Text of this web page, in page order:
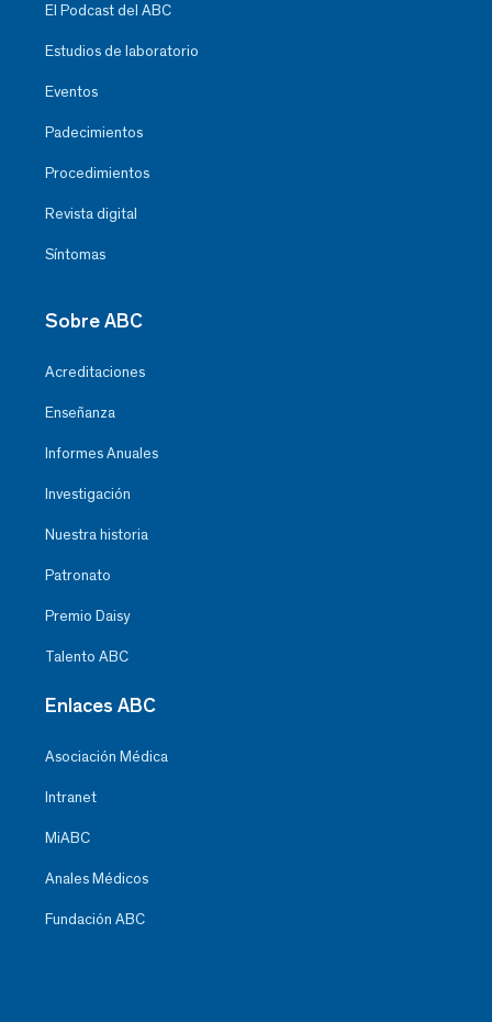
El Podcast del ABC
Estudios de laboratorio
Eventos
Padecimientos
Procedimientos
Revista digital
Síntomas
Sobre ABC
Acreditaciones
Enseñanza
Informes Anuales
Investigación
Nuestra historia
Patronato
Premio Daisy
Talento ABC
Enlaces ABC
Asociación Médica
Intranet
MiABC
Anales Médicos
Fundación ABC